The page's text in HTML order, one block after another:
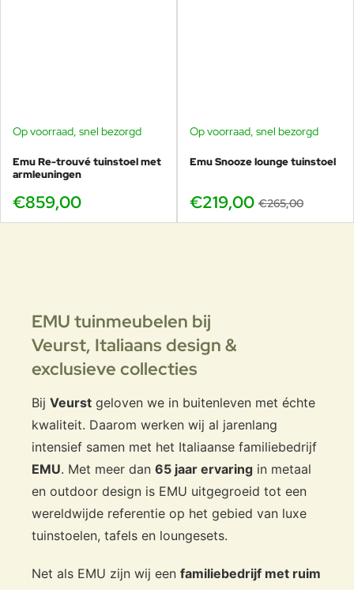
Op voorraad, snel bezorgd
Emu Re-trouvé tuinstoel met
armleuningen
€859,00
-17%
Op voorraad, snel bezorgd
Emu Snooze lounge tuinstoel
€219,00 €265,00
EMU tuinmeubelen bij
Veurst, Italiaans design &
exclusieve collecties
Bij Veurst geloven we in buitenleven met échte
kwaliteit. Daarom werken wij al jarenlang
intensief samen met het Italiaanse familiebedrijf
EMU. Met meer dan 65 jaar ervaring in metaal
en outdoor design is EMU uitgegroeid tot een
wereldwijde referentie op het gebied van luxe
tuinstoelen, tafels en loungesets.
Net als EMU zijn wij een familiebedrijf met ruim